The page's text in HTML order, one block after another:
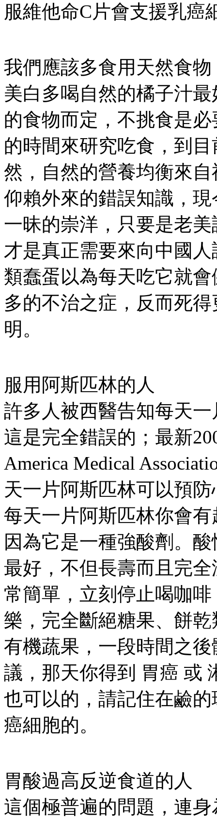
服維他命C片會支援乳癌
我們應該多食用天然食
美白多喝自然的橘子汁
的食物而定，不挑食是
的時間來研究吃食，到
然，自然的營養均衡來
仰賴外來的錯誤知識，
一昧的崇洋，只要是老
才是真正需要來向中國
類蠢蛋以為每天吃它就
多的不治之症，反而死
明。
服用阿斯匹林的人
許多人被西醫告知每天
這是完全錯誤的；最新
America Medical
天一片阿斯匹林可以預
每天一片阿斯匹林你會
因為它是一種強酸劑。
最好，不但長壽而且完
常簡單，立刻停止喝咖
樂，完全斷絕糖果、餅
有機蔬果，一段時間之
議，那天你得到 胃癌 或
也可以的，請記住在鹼
癌細胞的。
胃酸過高反逆食道的人
這個極普遍的問題，連